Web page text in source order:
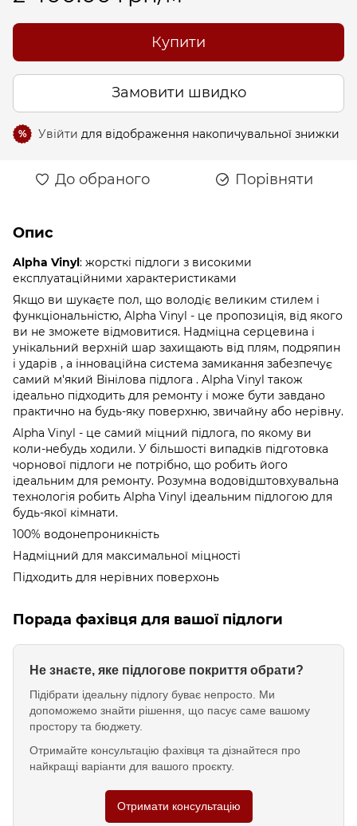
Купити
Замовити швидко
% Увійти для відображення накопичувальної знижки
До обраного Порівняти
Опис
Alpha Vinyl: жорсткі підлоги з високими
експлуатаційними характеристиками
Якщо ви шукаєте пол, що володіє великим стилем і
функціональністю, Alpha Vinyl - це пропозиція, від якого
ви не зможете відмовитися. Надміцна серцевина і
унікальний верхній шар захищають від плям, подряпин
і ударів , а інноваційна система замикання забезпечує
самий м'який Вінілова підлога . Alpha Vinyl також
ідеально підходить для ремонту і може бути завдано
практично на будь-яку поверхню, звичайну або нерівну.
Alpha Vinyl - це самий міцний підлога, по якому ви
коли-небудь ходили. У більшості випадків підготовка
чорнової підлоги не потрібно, що робить його
ідеальним для ремонту. Розумна водовідштовхувальна
технологія робить Alpha Vinyl ідеальним підлогою для
будь-якої кімнати.
100% водонепроникність
Надміцний для максимальної міцності
Підходить для нерівних поверхонь
Порада фахівця для вашої підлоги
Не знаєте, яке підлогове покриття обрати?
Підібрати ідеальну підлогу буває непросто. Ми
допоможемо знайти рішення, що пасує саме вашому
простору та бюджету.
Отримайте консультацію фахівця та дізнайтеся про
найкращі варіанти для вашого проєкту.
Отримати консультацію